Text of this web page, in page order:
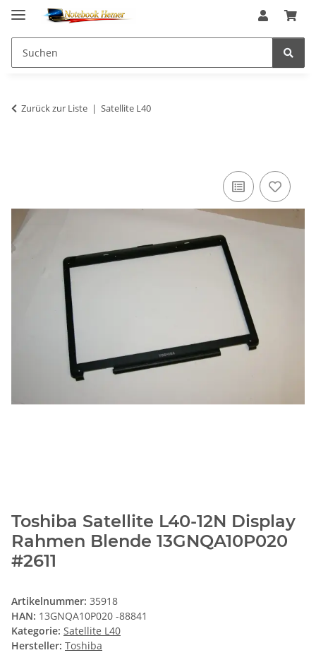
Zurück zur Liste Satellite L40
Toshiba Satellite L40-12N Display
Rahmen Blende 13GNQA10P020
#2611
Artikelnummer: 35918
HAN: 13GNQA10P020 -88841
Kategorie: Satellite L40
Hersteller: Toshiba